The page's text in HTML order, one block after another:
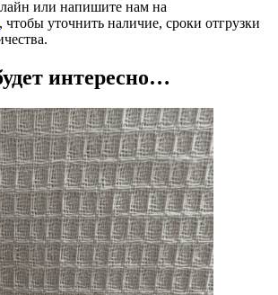
или напишите нам на
, чтобы уточнить наличие, сроки отгрузки
интересно…